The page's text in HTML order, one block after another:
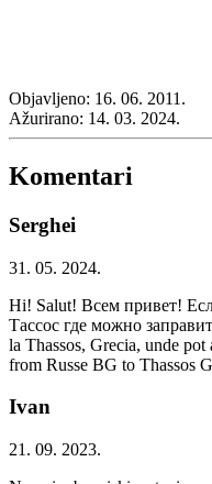
Objavljeno: 16. 06. 2011.
Ažurirano: 14. 03. 2024.
Komentari
Serghei
31. 05. 2024.
Hi! Salut! Всем привет!
Тассос где можно
la Thassos, Grecia, unde
from Russe BG to Thassos
Ivan
21. 09. 2023.